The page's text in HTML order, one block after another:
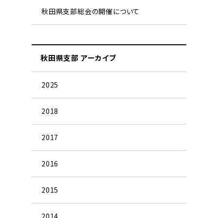
秋田県支部総会の開催について
秋田県支部 アーカイブ
2025
2018
2017
2016
2015
2014